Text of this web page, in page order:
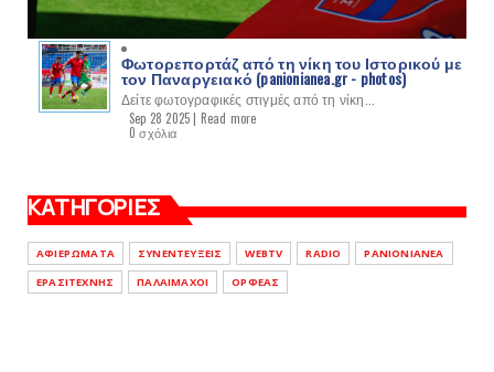
Φωτορεπορτάζ από τη νίκη του Ιστορικού με
τον Παναργειακό (panionianea.gr - photos)
Δείτε φωτογραφικές στιγμές από τη νίκη...
Sep 28 2025 | Read more
0 σχόλια
ΚΑΤΗΓΟΡΙΕΣ
ΑΦΙΕΡΩΜΑΤΑ ΣΥΝΕΝΤΕΥΞΕΙΣ WEBTV RADIO
PANIONIANEA
ΕΡΑΣΙΤΕΧΝΗΣ
ΠΑΛΑΙΜΑΧΟΙ ΟΡΦΕΑΣ